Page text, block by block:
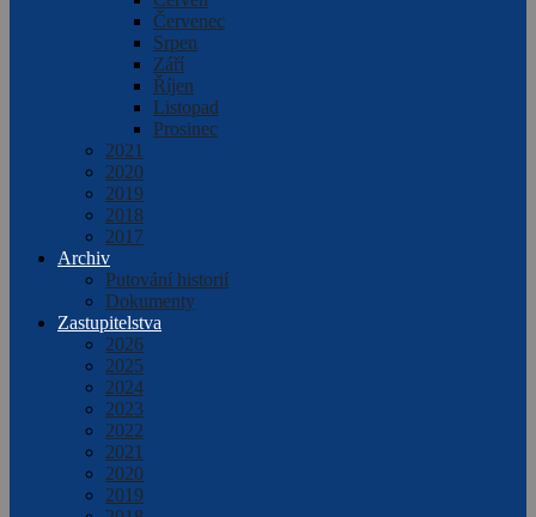
Červenec
Srpen
Září
Říjen
Listopad
Prosinec
2021
2020
2019
2018
2017
Archiv
Putování historií
Dokumenty
Zastupitelstva
2026
2025
2024
2023
2022
2021
2020
2019